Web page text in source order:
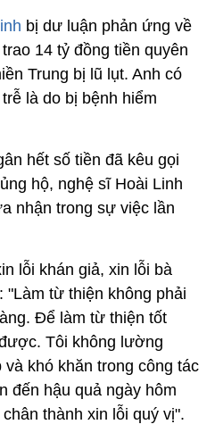
bị dư luận phản ứng về
14 tỷ đồng tiền quyên
Trung bị lũ lụt. Anh có
là do bị bệnh hiểm
hết số tiền đã kêu gọi
hộ, nghệ sĩ Hoài Linh
nhận trong sự việc lần
lỗi khán giả, xin lỗi bà
"Làm từ thiện không phải
Để làm từ thiện tốt
Tôi không lường
khó khăn trong công tác
đến hậu quả ngày hôm
thành xin lỗi quý vị".